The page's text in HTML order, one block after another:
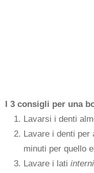
I 3 consigli per una
Lavarsi i denti
Lavare i denti per
minuti per quello
Lavare i latiinterni